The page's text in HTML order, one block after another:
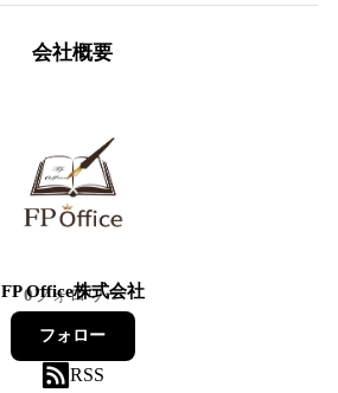
会社概要
FP Office株式会社
0フォロワー
フォロー
RSS